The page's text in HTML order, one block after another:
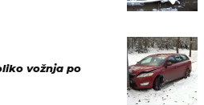
vožnja po